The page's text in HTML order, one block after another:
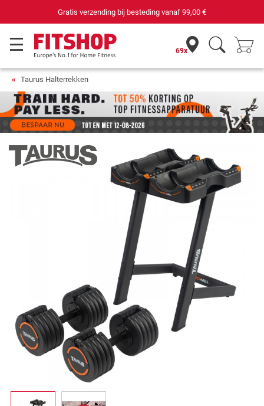
69 filialen met 75 eigen servicemonteurs
69x
Taurus Halterrekken